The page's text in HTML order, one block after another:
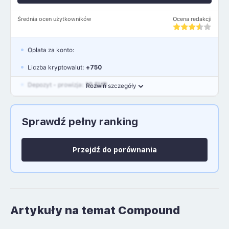
Średnia ocen użytkowników Ocena redakcji
Rozwiń szczegóły
Opłata za konto:
Liczba kryptowalut: +750
Depozyt - prowizja: 10 EUR
Język polski: NIE
Sprawdź pełny ranking
Przejdź do porównania
Artykuły na temat Compound